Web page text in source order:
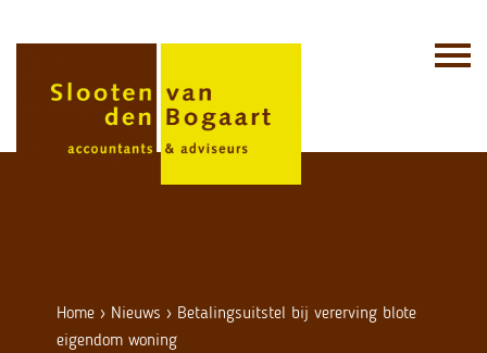
Home › Nieuws › Betalingsuitstel bij vererving blote
eigendom woning